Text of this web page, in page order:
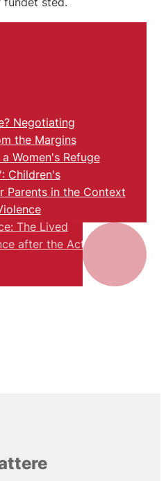
Negotiating
the Margins
Women's Refuge
Children's
Parents in the Context
The Lived
after the Act